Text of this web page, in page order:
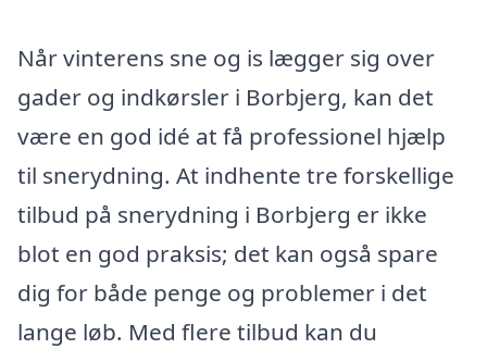
Når vinterens sne og is lægger sig over
gader og indkørsler i Borbjerg, kan det
være en god idé at få professionel hjælp
til snerydning. At indhente tre forskellige
tilbud på snerydning i Borbjerg er ikke
blot en god praksis; det kan også spare
dig for både penge og problemer i det
lange løb. Med flere tilbud kan du